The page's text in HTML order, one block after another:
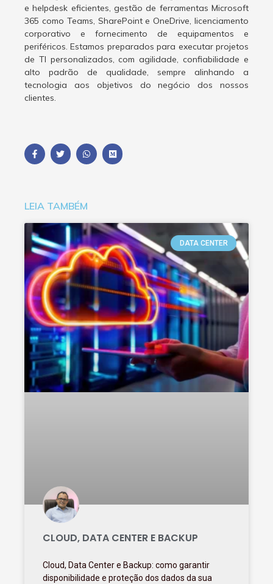
e helpdesk eficientes, gestão de ferramentas Microsoft
365 como Teams, SharePoint e OneDrive, licenciamento
corporativo e fornecimento de equipamentos e
periféricos. Estamos preparados para executar projetos
de TI personalizados, com agilidade, confiabilidade e
alto padrão de qualidade, sempre alinhando a
tecnologia aos objetivos do negócio dos nossos
clientes.
LEIA TAMBÉM
DATA CENTER
CLOUD, DATA CENTER E BACKUP
Cloud, Data Center e Backup: como garantir
disponibilidade e proteção dos dados da sua